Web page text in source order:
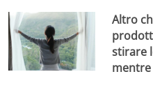
Altro
stirare
mentre